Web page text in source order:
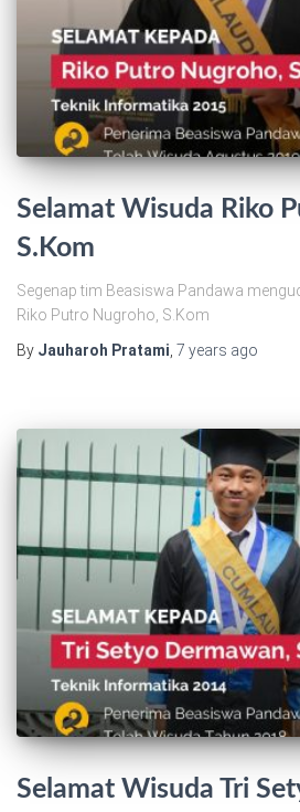
Selamat Wisuda Riko
S.Kom
Segenap tim Beasiswa Pandawa
Riko Putro Nugroho, S.Kom
By Jauharoh Pratami 7 years ago
Selamat Wisuda Tri